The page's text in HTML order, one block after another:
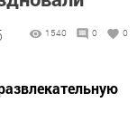
1540 0 0